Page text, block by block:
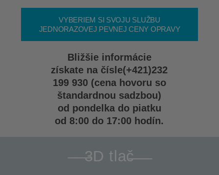
VYBERIEM SI SVOJU SLUŽBU
JEDNORAZOVEJ PEVNEJ CENY OPRAVY
Bližšie informácie
získate na čísle(+421)232
199 930 (cena hovoru so
štandardnou sadzbou)
od pondelka do piatku
od 8:00 do 17:00 hodín.
3D tlač